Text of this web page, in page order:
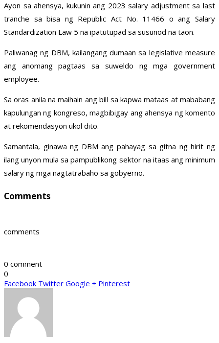
Ayon sa ahensya, kukunin ang 2023 salary adjustment sa last
tranche sa bisa ng Republic Act No. 11466 o ang Salary
Standardization Law 5 na ipatutupad sa susunod na taon.
Paliwanag ng DBM, kailangang dumaan sa legislative measure
ang anomang pagtaas sa suweldo ng mga government
employee.
Sa oras anila na maihain ang bill sa kapwa mataas at mababang
kapulungan ng kongreso, magbibigay ang ahensya ng komento
at rekomendasyon ukol dito.
Samantala, ginawa ng DBM ang pahayag sa gitna ng hirit ng
ilang unyon mula sa pampublikong sektor na itaas ang minimum
salary ng mga nagtatrabaho sa gobyerno.
Comments
comments
0 comment
0
Facebook Twitter Google + Pinterest